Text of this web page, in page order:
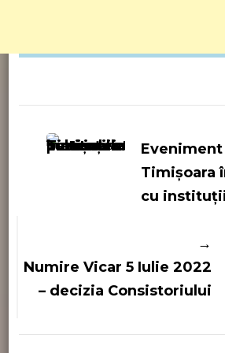
Timișoara
cu
Numire Vicar 5 Iulie 2022
– decizia Consistoriului